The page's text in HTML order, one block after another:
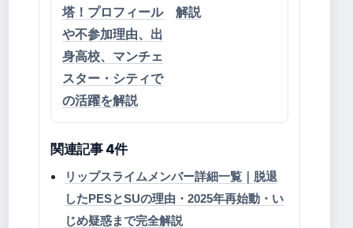
塔！プロフィール
や不参加理由、出
身高校、マンチェ
スター・シティで
の活躍を解説
解説
関連記事 4件
リップスライムメンバー詳細一覧｜脱退
したPESとSUの理由・2025年再始動・い
じめ疑惑まで完全解説